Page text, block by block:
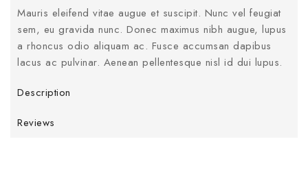
Mauris eleifend vitae augue et suscipit. Nunc vel feugiat
sem, eu gravida nunc. Donec maximus nibh augue, lupus
a rhoncus odio aliquam ac. Fusce accumsan dapibus
lacus ac pulvinar. Aenean pellentesque nisl id dui lupus.
Description
Reviews